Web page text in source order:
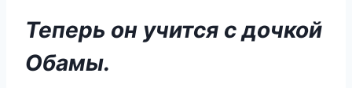
Теперь он учится с дочкой
Обамы.